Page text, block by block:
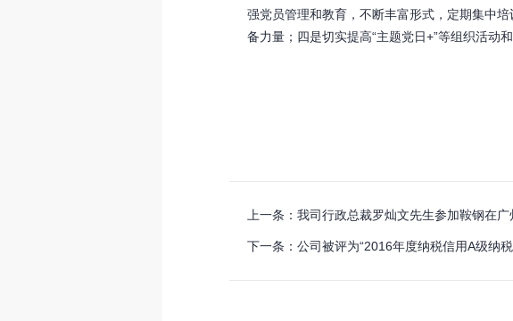
强党员管理和教育，不断丰富形式，定期集中
备力量；四是切实提高“主题党日+”等组织活动
上一条：我司行政总裁罗灿文先生参加鞍钢在
下一条：公司被评为“2016年度纳税信用A级纳